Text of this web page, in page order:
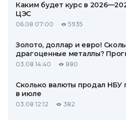
Каким будет курс в
ЦЭС
06.08 07:00 5935
Золото, доллар и евро!
драгоценные металлы?
03.08 14:40 880
Сколько валюты продал НБУ
в июле
03.08 12:12 382